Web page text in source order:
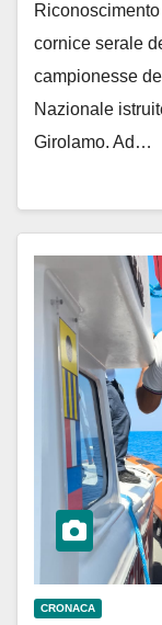
cornice serale
campionesse
Nazionale
Girolamo. Ad…
CRONACA